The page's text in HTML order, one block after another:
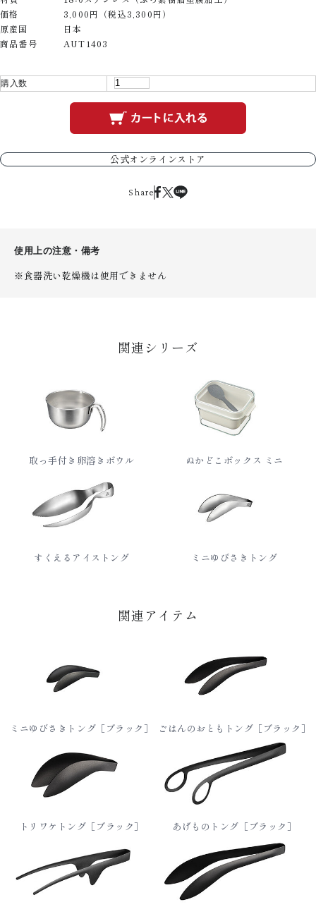
価格
3,000円（税込3,300円）
原産国
日本
商品番号
AUT1403
購入数
公式オンラインストア
Share
使用上の注意・備考
※食器洗い乾燥機は使用できません
関連シリーズ
取っ手付き卵溶きボウル ぬかどこボックス ミニ
すくえるアイストング ミニゆびさきトング
関連アイテム
ミニゆびさきトング［ブラック］ ごはんのおともトング［ブラック］
トリワケトング［ブラック］ あげものトング［ブラック］